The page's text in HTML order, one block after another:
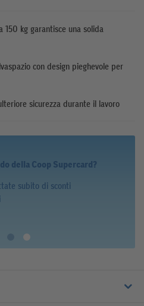
150 kg garantisce una solida
con design pieghevole per
sicurezza durante il lavoro
della Coop Supercard?
subito di sconti